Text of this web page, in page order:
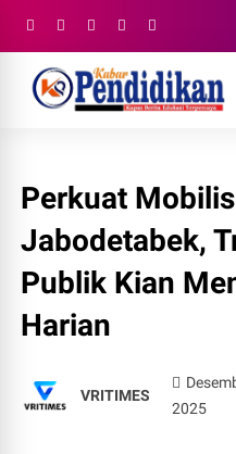
Perkuat
Jabodetabek,
Publik Kian
Harian
VRITIMES
2025